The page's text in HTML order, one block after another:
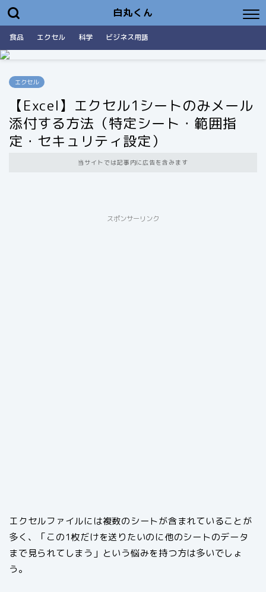
白丸くん
食品 エクセル 科学 ビジネス用語
エクセル
【Excel】エクセル1シートのみメール
添付する方法（特定シート・範囲指
定・セキュリティ設定）
当サイトでは記事内に広告を含みます
スポンサーリンク
エクセルファイルには複数のシートが含まれていることが
多く、「この1枚だけを送りたいのに他のシートのデータ
まで見られてしまう」という悩みを持つ方は多いでしょ
う。